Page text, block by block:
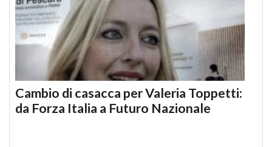
Cambio di casacca per Valeria Toppetti:
da Forza Italia a Futuro Nazionale